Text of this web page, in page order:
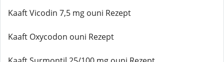
Kaaft Vicodin 7,5 mg ouni Rezept
Kaaft Oxycodon ouni Rezept